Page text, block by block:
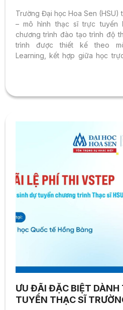
Trường Đại học Hoa Sen (HSU)
– mô hình thạc sĩ trực tuyến
chương trình đào tạo trình độ
trình được thiết kế theo
Learning, kết hợp giữa học
hợp với xu hướng giáo dục
hướng học tập của thời đại
hoạt, học tập suốt đời
ƯU ĐÃI ĐẶC BIỆT DÀNH
TUYỂN THẠC SĨ